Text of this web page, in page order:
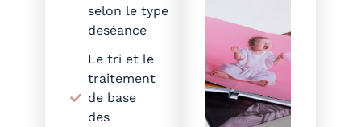
selon le type
deséance
Le tri et le
traitement
de base
des